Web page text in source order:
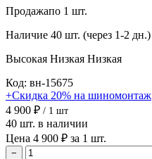
Продажапо 1 шт.
Наличие 40 шт. (через 1-2 дн.)
Высокая Низкая Низкая
Код: вн-15675
+Скидка 20% на шиномонтаж
4 900 ₽ / 1 шт
40 шт. в наличии
Цена 4 900 ₽ за 1 шт.
−